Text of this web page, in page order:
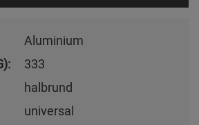
Aluminium
333
halbrund
universal